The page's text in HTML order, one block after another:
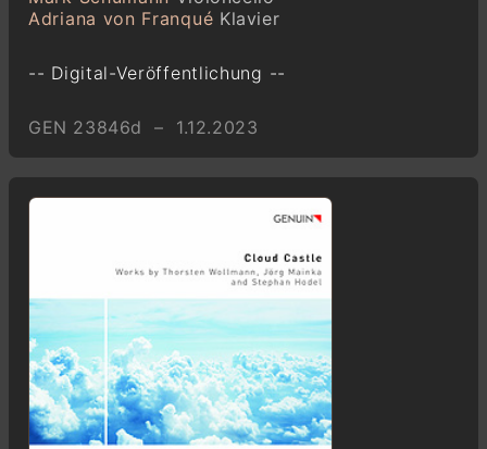
Adriana von Franqué Klavier
-- Digital-Veröffentlichung --
GEN 23846d – 1.12.2023